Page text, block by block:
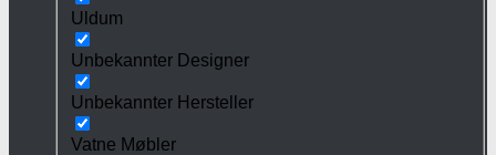
Uldum
Unbekannter Designer
Unbekannter Hersteller
Vatne Møbler